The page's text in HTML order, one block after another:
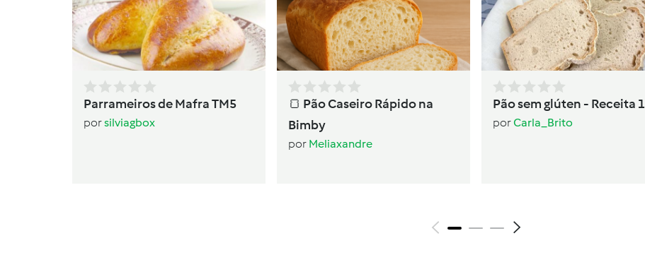
Parrameiros de Mafra TM5
porsilviagbox
🍞 Pão Caseiro Rápido na
Bimby
por Meliaxandre
Pão sem glúten - Receita 1
porCarla_Brito